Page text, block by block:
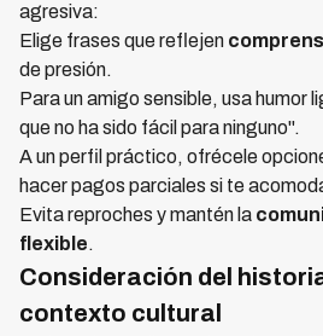
agresiva:
Elige frases que reflejen
de presión.
Para un amigo sensible, usa humor
que no ha sido fácil para ninguno".
A un perfil práctico, ofrécele
hacer pagos parciales si te
Evita reproches y mantén la
flexible.
Consideración del
contexto cultural